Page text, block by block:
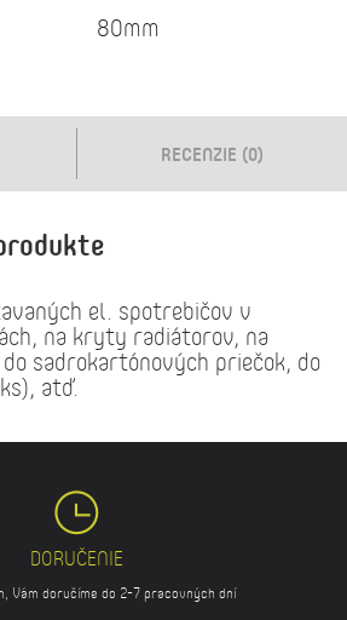
80mm
RECENZIE (0)
el. spotrebičov v
na kryty radiátorov, na
sadrokartónových priečok, do
atď.
DORUČENIE
Vám doručíme do 2-7 pracovných dní